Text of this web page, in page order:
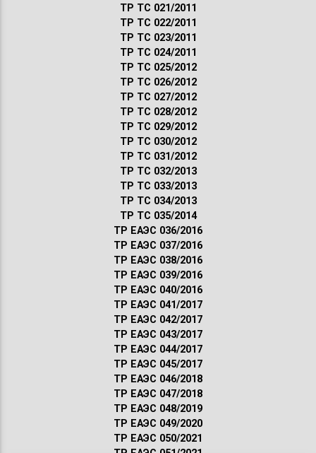
ТР ТС 021/2011
ТР ТС 022/2011
ТР ТС 023/2011
ТР ТС 024/2011
ТР ТС 025/2012
ТР ТС 026/2012
ТР ТС 027/2012
ТР ТС 028/2012
ТР ТС 029/2012
ТР ТС 030/2012
ТР ТС 031/2012
ТР ТС 032/2013
ТР ТС 033/2013
ТР ТС 034/2013
ТР ТС 035/2014
ТР ЕАЭС 036/2016
ТР ЕАЭС 037/2016
ТР ЕАЭС 038/2016
ТР ЕАЭС 039/2016
ТР ЕАЭС 040/2016
ТР ЕАЭС 041/2017
ТР ЕАЭС 042/2017
ТР ЕАЭС 043/2017
ТР ЕАЭС 044/2017
ТР ЕАЭС 045/2017
ТР ЕАЭС 046/2018
ТР ЕАЭС 047/2018
ТР ЕАЭС 048/2019
ТР ЕАЭС 049/2020
ТР ЕАЭС 050/2021